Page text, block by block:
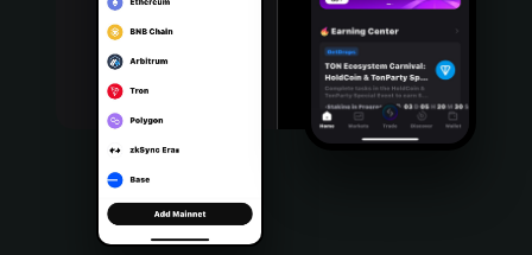
Português (Portugal)
Bahasa Indonesia
Português (Brasil)
Español (Argentina)